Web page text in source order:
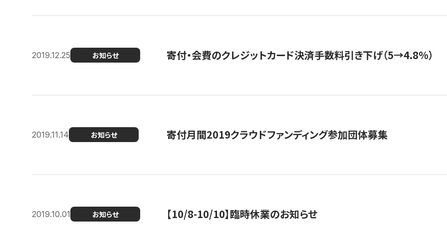
2019.12.25 お知らせ 寄付・会費のクレジットカード決済手数料引き下げ（5→4.8%）
2019.11.14 お知らせ 寄付月間2019クラウドファンディング参加団体募集
2019.10.01 お知らせ 【10/8-10/10】臨時休業のお知らせ